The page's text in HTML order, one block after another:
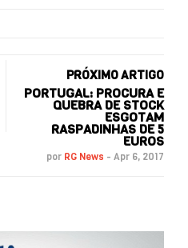
PRÓXIMO ARTIGO
PORTUGAL: PROCURA E
QUEBRA DE STOCK
ESGOTAM
RASPADINHAS DE 5
EUROS
por RG News - Apr 6, 2017